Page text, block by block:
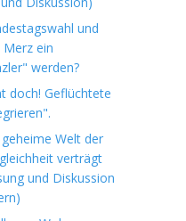
und
Merz ein
werden?
doch! Geflüchtete
Welt der
verträgt
und Diskussion